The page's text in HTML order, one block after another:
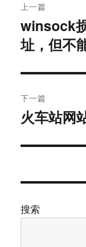
章
导
航
上一篇
上
篇
章：
winsock
址，但不
下一篇
下
文
火车站网
搜索